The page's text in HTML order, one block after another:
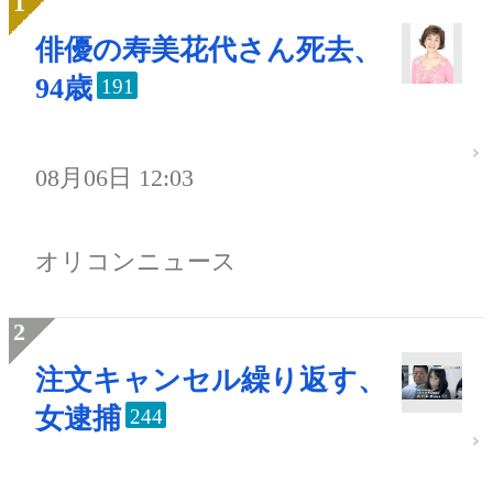
俳優の寿美花代さん死去、
94歳 191
08月06日 12:03
オリコンニュース
注文キャンセル繰り返す、
女逮捕 244